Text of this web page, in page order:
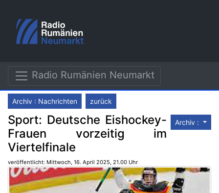
Radio Rumänien Neumarkt
Archiv : Nachrichten zurück
Archiv :
Sport: Deutsche Eishockey-
Frauen vorzeitig im
Viertelfinale
veröffentlicht: Mittwoch, 16. April 2025, 21.00 Uhr